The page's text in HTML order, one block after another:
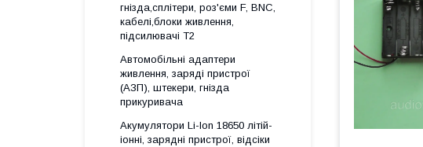
гнізда,сплітери, роз'єми F, BNC,
кабелі,блоки живлення,
підсилювачі Т2
Автомобільні адаптери
живлення, заряді пристрої
(АЗП), штекери, гнізда
прикуривача
Акумулятори Li-Ion 18650 літій-
іонні, зарядні пристрої, відсіки